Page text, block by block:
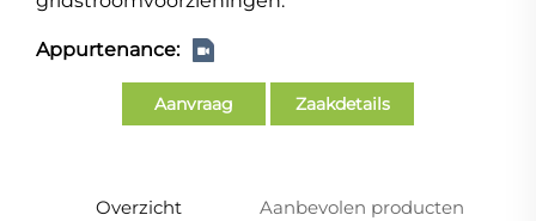
Appurtenance:
Aanvraag Zaakdetails
Overzicht Aanbevolen producten